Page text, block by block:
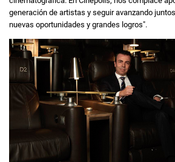
generación de artistas y seguir avanzando
nuevas oportunidades y grandes logros".